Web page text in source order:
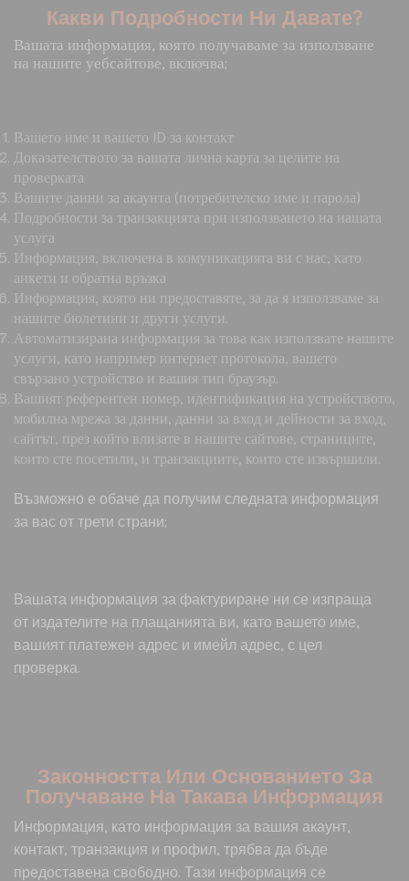
Какви Подробности Ни Давате?
Вашата информация, която получаваме за използване
на нашите уебсайтове, включва;
Вашето име и вашето ID за контакт
Доказателството за вашата лична карта за целите на
проверката
Вашите данни за акаунта (потребителско име и парола)
Подробности за транзакцията при използването на нашата
услуга
Информация, включена в комуникацията ви с нас, като
анкети и обратна връзка
Информация, която ни предоставяте, за да я използваме за
нашите бюлетини и други услуги.
Автоматизирана информация за това как използвате нашите
услуги, като например интернет протокола, вашето
свързано устройство и вашия тип браузър.
Вашият референтен номер, идентификация на устройството,
мобилна мрежа за данни, данни за вход и дейности за вход,
сайтът, през който влизате в нашите сайтове, страниците,
които сте посетили, и транзакциите, които сте извършили.
Възможно е обаче да получим следната информация
за вас от трети страни;
Вашата информация за фактуриране ни се изпраща
от издателите на плащанията ви, като вашето име,
вашият платежен адрес и имейл адрес, с цел
проверка.
Законността Или Основанието За
Получаване На Такава Информация
Информация, като информация за вашия акаунт,
контакт, транзакция и профил, трябва да бъде
предоставена свободно. Тази информация се